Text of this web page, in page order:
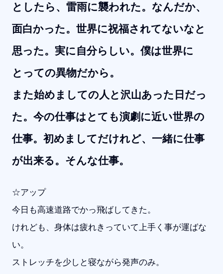
としたら、雷雨に襲われた。なんだか、
面白かった。世界に祝福されてないなと
思った。実に自分らしい。僕は世界に
とっての異物だから。
また始めましての人と沢山あった日だっ
た。今の仕事はとても演劇に近い世界の
仕事。初めましてだけれど、一緒に仕事
が出来る。そんな仕事。
☆アップ
今日も高速道路でかっ飛ばしてきた。
けれども、身体は疲れきっていて上手く事が運ばな
い。
ストレッチを少しと寝ながら発声のみ。